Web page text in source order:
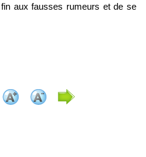
aux fausses rumeurs et de se